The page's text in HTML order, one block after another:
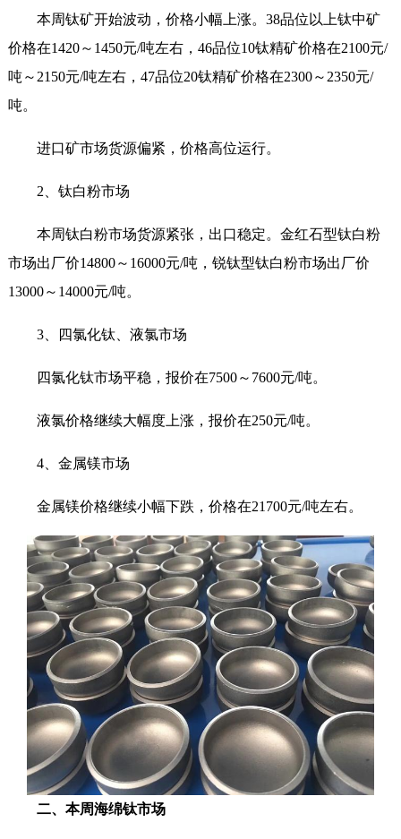
本周钛矿开始波动，价格小幅上涨。38品位以上钛中矿
价格在1420～1450元/吨左右，46品位10钛精矿价格在2100元/
吨～2150元/吨左右，47品位20钛精矿价格在2300～2350元/
吨。
进口矿市场货源偏紧，价格高位运行。
2、钛白粉市场
本周钛白粉市场货源紧张，出口稳定。金红石型钛白粉
市场出厂价14800～16000元/吨，锐钛型钛白粉市场出厂价
13000～14000元/吨。
3、四氯化钛、液氯市场
四氯化钛市场平稳，报价在7500～7600元/吨。
液氯价格继续大幅度上涨，报价在250元/吨。
4、金属镁市场
金属镁价格继续小幅下跌，价格在21700元/吨左右。
二、本周海绵钛市场